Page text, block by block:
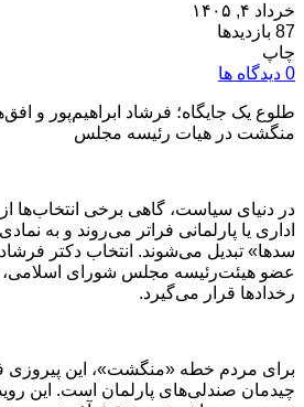
خرداد ۴, ۱۴۰۵
87 بازدیدها
چاپ
0 دیدگاه ها
طلوع یک جایگاه؛ فرشاد ابراهیم‌پور و
منگشت در هیات رئیسه مجلس
در دنیای سیاست، گاهی برخی
اداری یا پارلمانی فراتر می‌روند و به
سدها» تبدیل می‌شوند. انتخاب دکتر فرشاد
عضو هیئت‌رئیسه مجلس شورای اسلامی،
رخدادها قرار می‌گیرد.
برای مردم خطه «منگشت»، این پیروزی
چیدمان صندلی‌های پارلمان است. این